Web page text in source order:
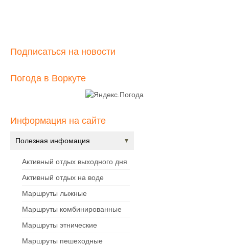
Подписаться на новости
Погода в Воркуте
Информация на сайте
Полезная инфомация
Активный отдых выходного дня
Активный отдых на воде
Маршруты лыжные
Маршруты комбинированные
Маршруты этнические
Маршруты пешеходные